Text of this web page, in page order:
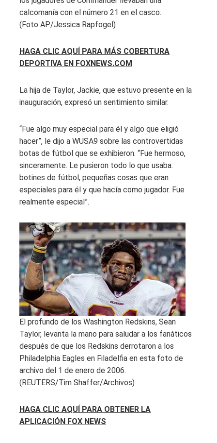
calcomanía con el número 21 en el casco.
(Foto AP/Jessica Rapfogel)
HAGA CLIC AQUÍ PARA MÁS COBERTURA
DEPORTIVA EN FOXNEWS.COM
La hija de Taylor, Jackie, que estuvo presente en la
inauguración, expresó un sentimiento similar.
“Fue algo muy especial para él y algo que eligió
hacer”, le dijo a WUSA9 sobre las controvertidas
botas de fútbol que se exhibieron. “Fue hermoso,
sinceramente. Le pusieron todo lo que usaba:
botines de fútbol, ​​pequeñas cosas que eran
especiales para él y que hacía como jugador. Fue
realmente especial”.
El profundo de los Washington Redskins, Sean
Taylor, levanta la mano para saludar a los fanáticos
después de que los Redskins derrotaron a los
Philadelphia Eagles en Filadelfia en esta foto de
archivo del 1 de enero de 2006.
(REUTERS/Tim Shaffer/Archivos)
HAGA CLIC AQUÍ PARA OBTENER LA
APLICACIÓN FOX NEWS